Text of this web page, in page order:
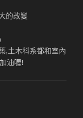
的改變
,土木科系都和室內
油喔!